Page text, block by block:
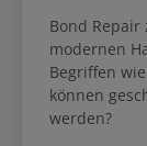
Bond
modernen
Begriffen
können
werden?